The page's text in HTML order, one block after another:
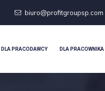
biuro@profitgroupsp.com
DLA PRACODAWCY DLA PRACOWNIKA